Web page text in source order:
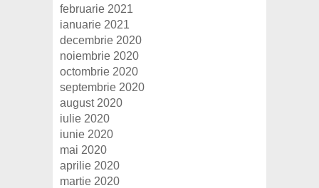
februarie 2021
ianuarie 2021
decembrie 2020
noiembrie 2020
octombrie 2020
septembrie 2020
august 2020
iulie 2020
iunie 2020
mai 2020
aprilie 2020
martie 2020